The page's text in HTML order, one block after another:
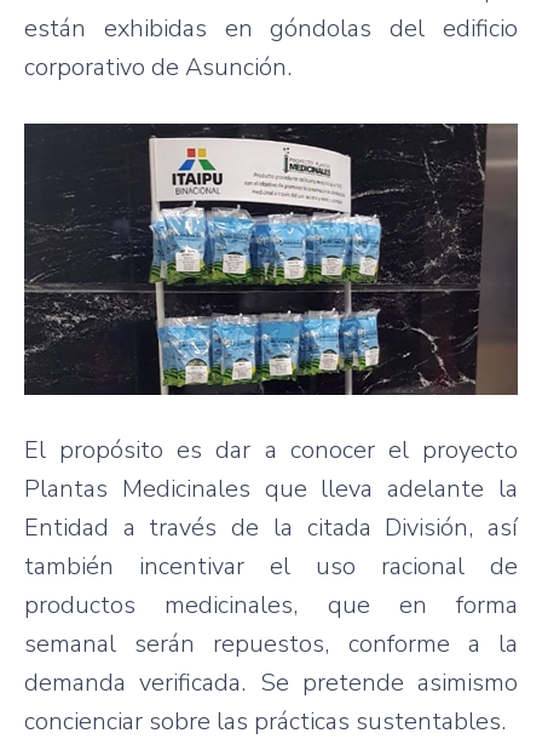
están exhibidas en góndolas del edificio
corporativo de Asunción.
El propósito es dar a conocer el proyecto
Plantas Medicinales que lleva adelante la
Entidad a través de la citada División, así
también incentivar el uso racional de
productos medicinales, que en forma
semanal serán repuestos, conforme a la
demanda verificada. Se pretende asimismo
concienciar sobre las prácticas sustentables.